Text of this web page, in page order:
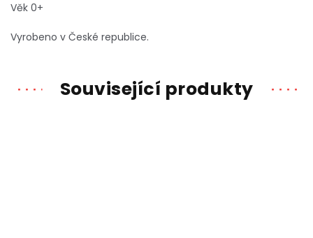
Věk 0+
Vyrobeno v České republice.
Související produkty